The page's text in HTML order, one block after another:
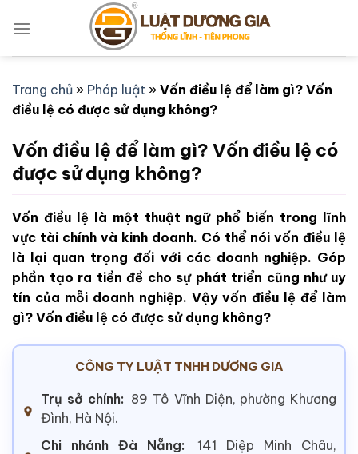
qua
Trang chủ » Pháp luật » Vốn điều lệ để làm gì? Vốn
điều lệ có được sử dụng không?
Vốn điều lệ để làm gì? Vốn điều lệ có
được sử dụng không?
Vốn điều lệ là một thuật ngữ phổ biến trong lĩnh
vực tài chính và kinh doanh. Có thể nói vốn điều lệ
là lại quan trọng đối với các doanh nghiệp. Góp
phần tạo ra tiền đề cho sự phát triển cũng như uy
tín của mỗi doanh nghiệp. Vậy vốn điều lệ để làm
gì? Vốn điều lệ có được sử dụng không?
CÔNG TY LUẬT TNHH DƯƠNG GIA
Trụ sở chính: 89 Tô Vĩnh Diện, phường Khương
Đình, Hà Nội.
Chi nhánh Đà Nẵng:
141 Diệp Minh Châu,